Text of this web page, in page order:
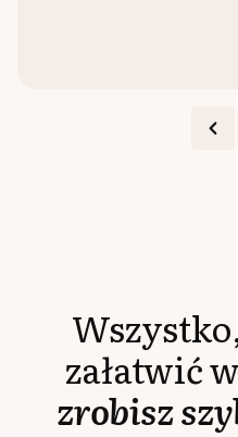
załatwić
zrobisz